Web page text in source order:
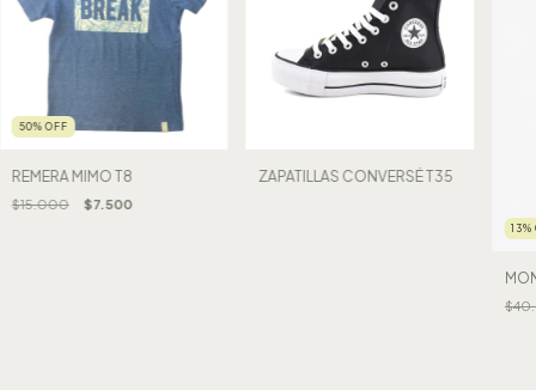
50%OFF
REMERA MIMO T8
$15.000 $7.500
ZAPATILLAS CONVERSÉ T35
13%